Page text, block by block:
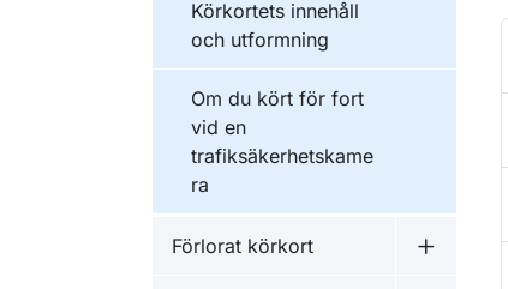
Körkortets innehåll
och utformning
Om du kört för fort
vid en
trafiksäkerhetskame
ra
Förlorat körkort